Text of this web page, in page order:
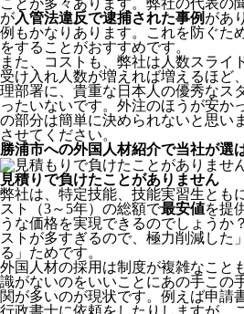
ことが多々あります。弊社の代表の
が入管法違反で逮捕された事例 があ
例もかなりあります。これを防ぐた
をすることがおすすめです。
また、コストも、弊社は人数スライ
受け入れ人数が増えれば増えるほど
理部署に、貴重な日本人の優秀なス
ったいないです。外注のほうが安か
の部分は簡単に決められないと思い
させてください。
勝浦市への外国人材紹介で当社が選
見積りで負けたことがありません
弊社は、特定技能、技能実習生とも
スト（3～5年）の総額で最安値を提
うな価格を実現できるのでしょうか
ストが多すぎるので、極力削減した
る」 ためです。
外国人材の採用は制度が複雑なこと
識がないのをいいことにあの手この
関が多いのが現状です。例えば申請